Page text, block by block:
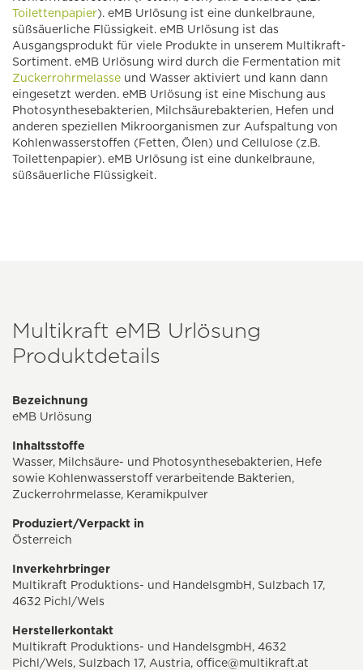
Toilettenpapier). eMB Urlösung ist eine dunkelbraune,
süßsäuerliche Flüssigkeit. eMB Urlösung ist das
Ausgangsprodukt für viele Produkte in unserem Multikraft-
Sortiment. eMB Urlösung wird durch die Fermentation mit
Zuckerrohrmelasse und Wasser aktiviert und kann dann
eingesetzt werden. eMB Urlösung ist eine Mischung aus
Photosynthesebakterien, Milchsäurebakterien, Hefen und
anderen speziellen Mikroorganismen zur Aufspaltung von
Kohlenwasserstoffen (Fetten, Ölen) und Cellulose (z.B.
Toilettenpapier). eMB Urlösung ist eine dunkelbraune,
süßsäuerliche Flüssigkeit.
Multikraft eMB Urlösung
Produktdetails
Bezeichnung
eMB Urlösung
Inhaltsstoffe
Wasser, Milchsäure- und Photosynthesebakterien, Hefe
sowie Kohlenwasserstoff verarbeitende Bakterien,
Zuckerrohrmelasse, Keramikpulver
Produziert/Verpackt in
Österreich
Inverkehrbringer
Multikraft Produktions- und HandelsgmbH, Sulzbach 17,
4632 Pichl/Wels
Herstellerkontakt
Multikraft Produktions- und HandelsgmbH, 4632
Pichl/Wels, Sulzbach 17, Austria, office@multikraft.at